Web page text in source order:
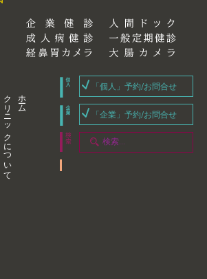
クリニックについて ホーム
「個人」予約/お問合せ
「企業」予約/お問合せ